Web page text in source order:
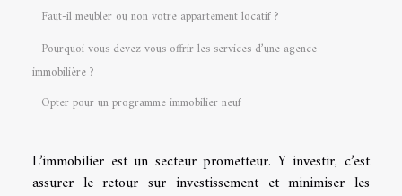
Faut-il meubler ou non votre appartement locatif ?
Pourquoi vous devez vous offrir les services d’une agence
immobilière ?
Opter pour un programme immobilier neuf
L’immobilier est un secteur prometteur. Y investir, c’est
assurer le retour sur investissement et minimiser les